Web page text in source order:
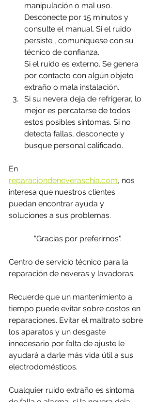
manipulación o mal uso.
Desconecte por 15 minutos y
consulte el manual. Si el ruido
persiste , comuníquese con su
técnico de confianza.
Si el ruido es externo. Se genera
por contacto con algún objeto
extraño o mala instalación.
Si su nevera deja de refrigerar, lo
mejor es percatarse de todos
estos posibles síntomas. Si no
detecta fallas, desconecte y
busque personal calificado.
En
reparaciondeneveraschia.com, nos
interesa que nuestros clientes
puedan encontrar ayuda y
soluciones a sus problemas.
"Gracias por preferirnos".
Centro de servicio técnico para la
reparación de neveras y lavadoras.
Recuerde que un mantenimiento a
tiempo puede evitar sobre costos en
reparaciones. Evitar el maltrato sobre
los aparatos y un desgaste
innecesario por falta de ajuste le
ayudará a darle más vida útil a sus
electrodomésticos.
Cualquier ruido extraño es síntoma